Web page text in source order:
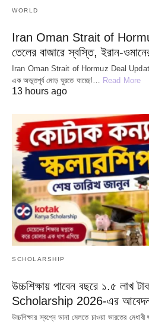
WORLD
Iran Oman Strait of
তেলের বাজারে স্বস্তি, ইরান-
Iran Oman Strait of Hormuz Deal Update:
এক অভূতপূর্ব মোড় ঘুরতে যাচ্ছে!… Read More
13 hours ago
SCHOLARSHIP
উচ্চশিক্ষায় পাবেন বছরে ১.৫
Scholarship 2026-এর
উচ্চশিক্ষার স্বপ্নে ডানা মেলতে চাওয়া ভারতের